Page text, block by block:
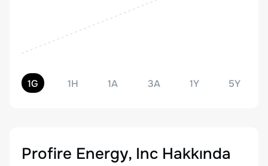
1G 1H 1A 3A 1Y 5Y
Profire Energy, Inc Hakkında